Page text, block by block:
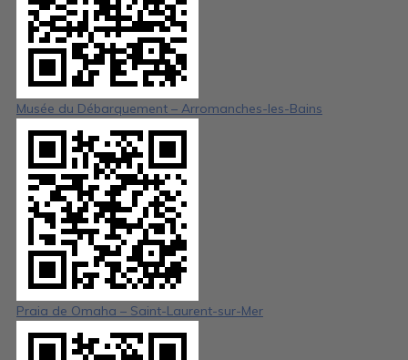
Musée du Débarquement – Arromanches-les-Bains
Praia de Omaha – Saint-Laurent-sur-Mer